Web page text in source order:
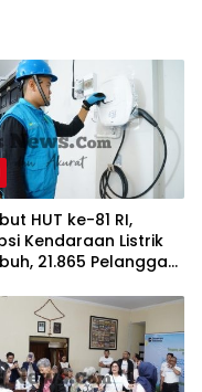
HUT ke-81 RI,
Kendaraan Listrik
21.865 Pelanggan
Services PLN
Semester I 2026